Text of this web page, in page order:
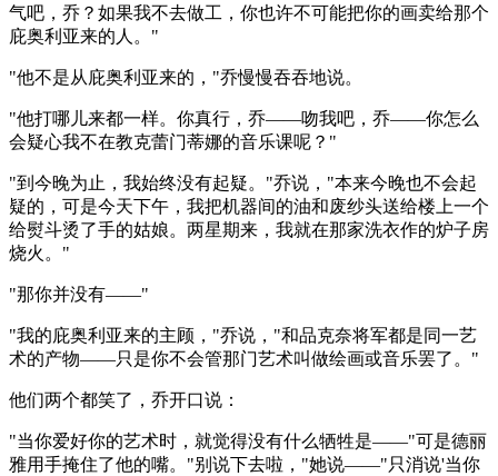
气吧，乔？如果我不去做工，你也许不可能把你的画卖给那个
庇奥利亚来的人。"
"他不是从庇奥利亚来的，"乔慢慢吞吞地说。
"他打哪儿来都一样。你真行，乔——吻我吧，乔——你怎么
会疑心我不在教克蕾门蒂娜的音乐课呢？"
"到今晚为止，我始终没有起疑。"乔说，"本来今晚也不会起
疑的，可是今天下午，我把机器间的油和废纱头送给楼上一个
给熨斗烫了手的姑娘。两星期来，我就在那家洗衣作的炉子房
烧火。"
"那你并没有——"
"我的庇奥利亚来的主顾，"乔说，"和品克奈将军都是同一艺
术的产物——只是你不会管那门艺术叫做绘画或音乐罢了。"
他们两个都笑了，乔开口说：
"当你爱好你的艺术时，就觉得没有什么牺牲是——"可是德丽
雅用手掩住了他的嘴。"别说下去啦，"她说——"只消说'当你